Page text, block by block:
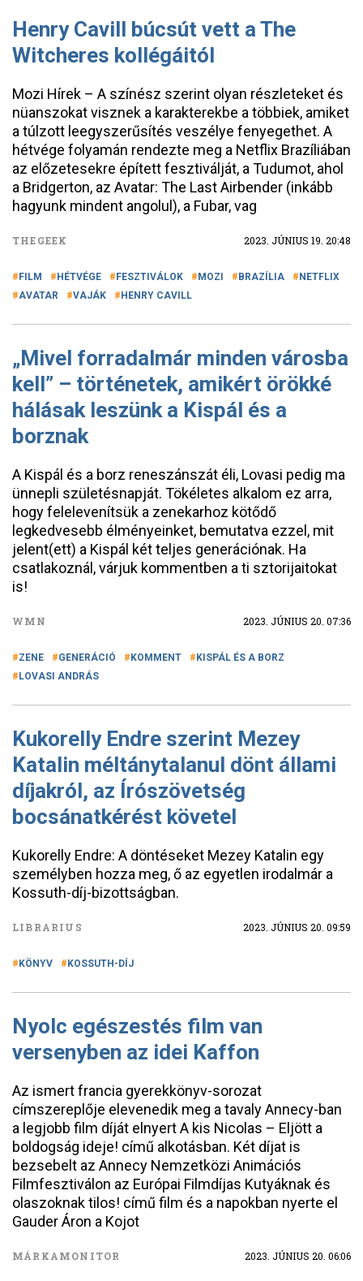
Henry Cavill búcsút vett a The
Witcheres kollégáitól
Mozi Hírek – A színész szerint olyan részleteket és
nüanszokat visznek a karakterekbe a többiek, amiket
a túlzott leegyszerűsítés veszélye fenyegethet. A
hétvége folyamán rendezte meg a Netflix Brazíliában
az előzetesekre épített fesztiválját, a Tudumot, ahol
a Bridgerton, az Avatar: The Last Airbender (inkább
hagyunk mindent angolul), a Fubar, vag
THEGEEK 2023. JÚNIUS 19. 20:48
FILM HÉTVÉGE FESZTIVÁLOK MOZI BRAZÍLIA
NETFLIX
AVATAR
VAJÁK HENRY CAVILL
„Mivel forradalmár minden városba
kell” – történetek, amikért örökké
hálásak leszünk a Kispál és a
borznak
A Kispál és a borz reneszánszát éli, Lovasi pedig ma
ünnepli születésnapját. Tökéletes alkalom ez arra,
hogy felelevenítsük a zenekarhoz kötődő
legkedvesebb élményeinket, bemutatva ezzel, mit
jelent(ett) a Kispál két teljes generációnak. Ha
csatlakoznál, várjuk kommentben a ti sztorijaitokat
is!
WMN 2023. JÚNIUS 20. 07:36
ZENE GENERÁCIÓ KOMMENT
KISPÁL ÉS A BORZ
LOVASI ANDRÁS
Kukorelly Endre szerint Mezey
Katalin méltánytalanul dönt állami
díjakról, az Írószövetség
bocsánatkérést követel
Kukorelly Endre: A döntéseket Mezey Katalin egy
személyben hozza meg, ő az egyetlen irodalmár a
Kossuth-díj-bizottságban.
LIBRARIUS 2023. JÚNIUS 20. 09:59
KÖNYV KOSSUTH-DÍJ
Nyolc egészestés film van
versenyben az idei Kaffon
Az ismert francia gyerekkönyv-sorozat
címszereplője elevenedik meg a tavaly Annecy-ban
a legjobb film díját elnyert A kis Nicolas – Eljött a
boldogság ideje! című alkotásban. Két díjat is
bezsebelt az Annecy Nemzetközi Animációs
Filmfesztiválon az Európai Filmdíjas Kutyáknak és
olaszoknak tilos! című film és a napokban nyerte el
Gauder Áron a Kojot
MÁRKAMONITOR 2023. JÚNIUS 20. 06:06